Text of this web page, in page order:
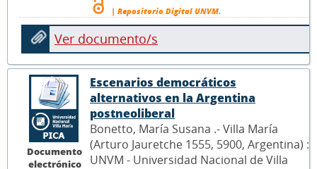
| Repositorio Digital UNVM.
Ver documento/s
Documento
electrónico
Escenarios democráticos
alternativos en la Argentina
postneoliberal
Bonetto, María Susana .- Villa María
(Arturo Jauretche 1555, 5900, Argentina) :
UNVM - Universidad Nacional de Villa